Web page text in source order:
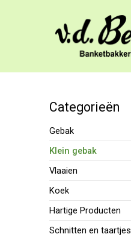
Categorieën
Gebak
Klein gebak
Vlaaien
Koek
Hartige Producten
Schnitten en taartjes